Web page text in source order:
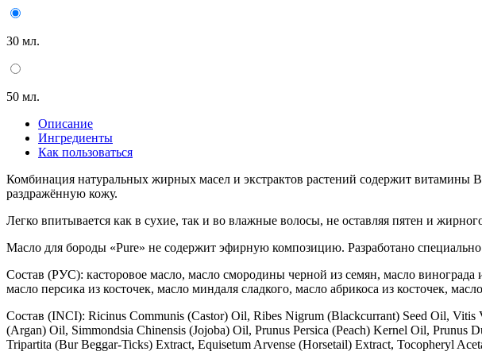
30 мл.
50 мл.
Описание
Ингредиенты
Как пользоваться
Комбинация натуральных жирных масел и экстрактов растений содержит витамины
раздражённую кожу.
Легко впитывается как в сухие, так и во влажные волосы, не оставляя пятен и
Масло для бороды «Pure» не содержит эфирную композицию. Разработано
Состав (РУС): касторовое масло, масло смородины черной из семян, масло винограда
масло персика из косточек, масло миндаля сладкого, масло абрикоса из косточек,
Состав (INCI): Ricinus Communis (Castor) Oil, Ribes Nigrum (Blackcurrant) Seed Oil, Vitis
(Argan) Oil, Simmondsia Chinensis (Jojoba) Oil, Prunus Persica (Peach) Kernel Oil,
Tripartita (Bur Beggar-Ticks) Extract, Equisetum Arvense (Horsetail) Extract, Tocopheryl